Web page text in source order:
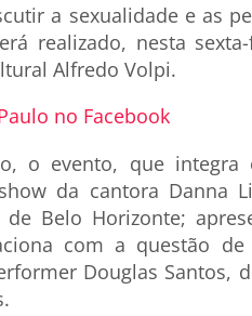
a sexualidade e as
realizado, nesta
Alfredo Volpi.
no Facebook
o evento, que integra
da cantora Danna
Belo Horizonte;
com a questão de
Douglas Santos,